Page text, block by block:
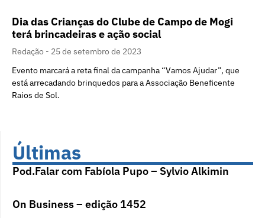
Dia das Crianças do Clube de Campo de Mogi
terá brincadeiras e ação social
Redação
25 de setembro de 2023
Evento marcará a reta final da campanha “Vamos Ajudar”, que
está arrecadando brinquedos para a Associação Beneficente
Raios de Sol.
Últimas
Pod.Falar com Fabíola Pupo – Sylvio Alkimin
On Business – edição 1452